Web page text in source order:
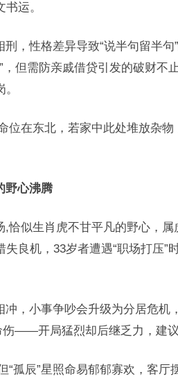
书运。
刑，性格差异导致“说半句留半
，但需防亲戚借贷引发的破财不
位在东北，若家中此处堆放杂
野心沸腾
恰似生肖虎不甘平凡的野心，属
失良机，33岁者遭遇“职场打压”
冲，小事争吵会升级为分居危机
伤——开局猛烈却后继乏力，建
“孤辰”星照命易郁郁寡欢，客